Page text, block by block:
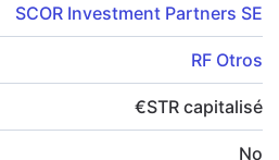
SCOR Investment Partners SE
RF Otros
€STR capitalisé
No